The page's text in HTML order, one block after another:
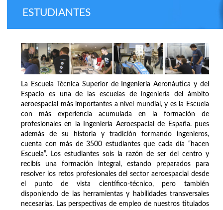
ESTUDIANTES
La Escuela Técnica Superior de Ingeniería Aeronáutica y del
Espacio es una de las escuelas de ingeniería del ámbito
aeroespacial más importantes a nivel mundial, y es la Escuela
con más experiencia acumulada en la formación de
profesionales en la Ingeniería Aeroespacial de España. pues
además de su historia y tradición formando ingenieros,
cuenta con más de 3500 estudiantes que cada día “hacen
Escuela”. Los estudiantes sois la razón de ser del centro y
recibís una formación integral, estando preparados para
resolver los retos profesionales del sector aeroespacial desde
el punto de vista científico-técnico, pero también
disponiendo de las herramientas y habilidades transversales
necesarias. Las perspectivas de empleo de nuestros titulados